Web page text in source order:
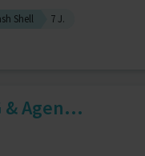
Shell
7 J.
& Agen...